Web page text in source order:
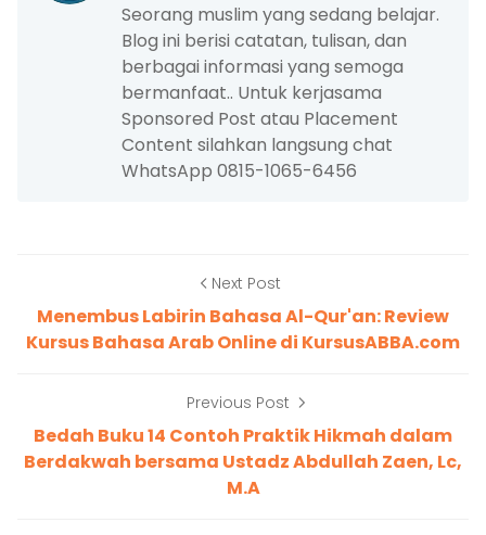
Seorang muslim yang sedang belajar.
Blog ini berisi catatan, tulisan, dan
berbagai informasi yang semoga
bermanfaat.. Untuk kerjasama
Sponsored Post atau Placement
Content silahkan langsung chat
WhatsApp 0815-1065-6456
Next Post
Menembus Labirin Bahasa Al-Qur'an: Review
Kursus Bahasa Arab Online di KursusABBA.com
Previous Post
Bedah Buku 14 Contoh Praktik Hikmah dalam
Berdakwah bersama Ustadz Abdullah Zaen, Lc,
M.A